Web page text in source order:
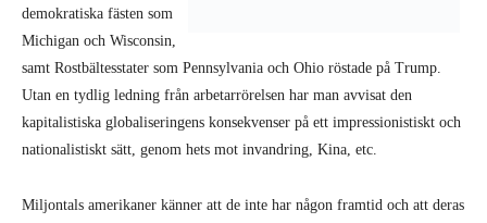
värdighet har tagits ifrån dem av den ständigt malande krisen. Den
rasandeepidemin av heroinmissbruk
De vill ”dränera träsket” i Washington och ”ta tillbaka sitt land” – trots
att landet aldrig någonsin varit deras.
Demokraterna har styrt under de mest lönsamma åren i Wall Streets
stagnation och nedskärningar. De kan inte leva på gammal ånga och